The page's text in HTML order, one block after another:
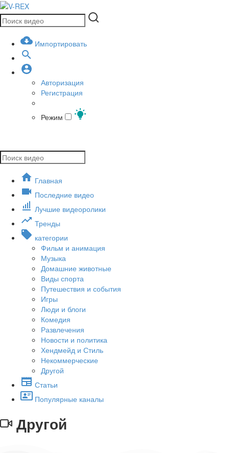
Импортировать
Авторизация
Регистрация
Режим
Главная
Последние видео
Лучшие видеоролики
Тренды
категории
Фильм и анимация
Музыка
Домашние животные
Виды спорта
Путешествия и события
Игры
Люди и блоги
Комедия
Развлечения
Новости и политика
Хендмейд и Стиль
Некоммерческие
Другой
Статьи
Популярные каналы
Другой